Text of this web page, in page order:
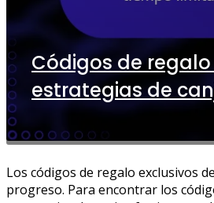
Códigos de
estrategias de
Los códigos de regalo exclusivos
progreso. Para encontrar los